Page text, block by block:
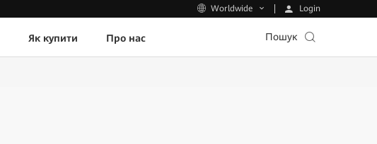
Worldwide Login
Як купити Про нас Пошук